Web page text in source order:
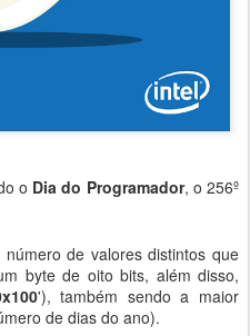
o Dia do Programador, o 256º
de valores distintos que
byte de oito bits, além disso,
'), também sendo a maior
de dias do ano).